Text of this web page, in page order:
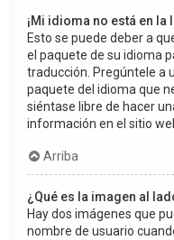
¡Mi idioma no está en la
Esto se puede deber a
el paquete de su idioma
traducción. Pregúntele a
paquete del idioma que
siéntase libre de hacer
información en el sitio
Arriba
¿Qué es la imagen al
Hay dos imágenes que
nombre de usuario